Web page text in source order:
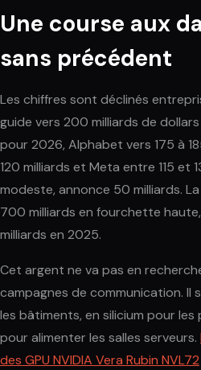
Une course aux
sans précédent
Les chiffres sont déclinés
guide vers 200 milliards de
pour 2026, Alphabet vers 175 à
120 milliards et Meta entre 115 et
modeste, annonce 50 milliards.
700 milliards en fourchette
milliards en 2025.
Cet argent ne va pas en
campagnes de communication. Il
les bâtiments, en silicium pour
pour alimenter les salles serveurs.
des GPU NVIDIA Vera Rubin NVL72